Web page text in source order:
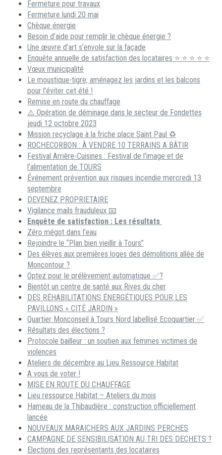
Fermeture pour travaux
Fermeture lundi 20 mai
Chèque énergie
Besoin d’aide pour remplir le chèque énergie ?
Une œuvre d’art s’envole sur la façade
Enquête annuelle de satisfaction des locataires ⭐ ⭐ ⭐ ⭐ ⭐
Vœux municipalité
Le moustique-tigre, aménagez les jardins et les balcons
pour l’éviter cet été !
Remise en route du chauffage
⚠️ Opération de déminage dans le secteur de Fondettes
jeudi 12 octobre 2023
Mission recyclage à la friche place Saint Paul ♻️
ROCHECORBON : À VENDRE 10 TERRAINS A BÂTIR
Festival Arrière-Cuisines : Festival de l’image et de
l’alimentation de TOURS
Événement prévention aux risques incendie mercredi 13
septembre
DEVENEZ PROPRIETAIRE
Vigilance mails frauduleux 📧
Enquête de satisfaction : Les résultats
Zéro mégot dans l’eau
Rejoindre le “Plan bien vieillir à Tours”
Des élèves aux premières loges des démolitions allée de
Moncontour ?
Optez pour le prélèvement automatique ✅?
Bientôt un centre de santé aux Rives du cher
DES RÉHABILITATIONS ÉNERGÉTIQUES POUR LES
PAVILLONS « CITÉ JARDIN »
Quartier Monconseil à Tours Nord labellisé Ecoquartier ✅
Résultats des élections ?
Protocole bailleur : un soutien aux femmes victimes de
violences
Ateliers de décembre au Lieu Ressource Habitat
A vous de voter !
MISE EN ROUTE DU CHAUFFAGE
Lieu ressource Habitat – Ateliers du mois
Hameau de la Thibaudière : construction officiellement
lancée
NOUVEAUX MARAICHERS AUX JARDINS PERCHES
CAMPAGNE DE SENSIBILISATION AU TRI DES DECHETS ?
Elections des représentants des locataires